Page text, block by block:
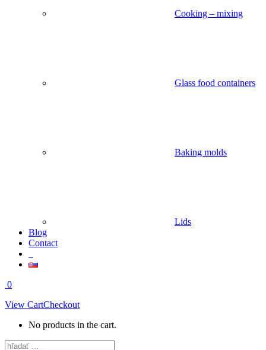
Cooking – mixing
Glass food containers
Baking molds
Lids
Blog
Contact
0
View CartCheckout
No products in the cart.
Search: